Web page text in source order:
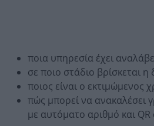
ποια υπηρεσία έχει
σε ποιο στάδιο βρίσκεται η
ποιος είναι ο
πώς μπορεί να ανακαλέσει
με αυτόματο αριθμό και QR